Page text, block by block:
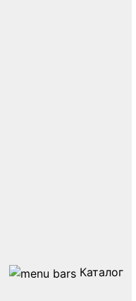
Каталог